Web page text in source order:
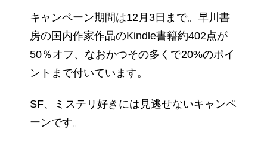
キャンペーン期間は12月3日まで。早川書
房の国内作家作品のKindle書籍約402点が
50％オフ、なおかつその多くで20%のポイ
ントまで付いています。
SF、ミステリ好きには見逃せないキャンペ
ーンです。